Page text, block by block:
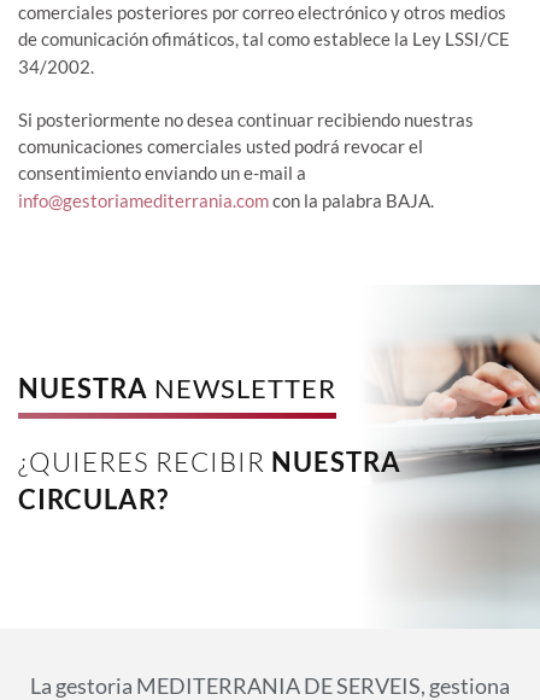
comerciales posteriores por correo electrónico y otros medios
de comunicación ofimáticos, tal como establece la Ley LSSI/CE
34/2002.
Si posteriormente no desea continuar recibiendo nuestras
comunicaciones comerciales usted podrá revocar el
consentimiento enviando un e-mail a
info@gestoriamediterrania.comcon la palabra BAJA.
NUESTRA NEWSLETTER
¿QUIERES RECIBIR NUESTRA
CIRCULAR?
La gestoria MEDITERRANIA DE SERVEIS, gestiona